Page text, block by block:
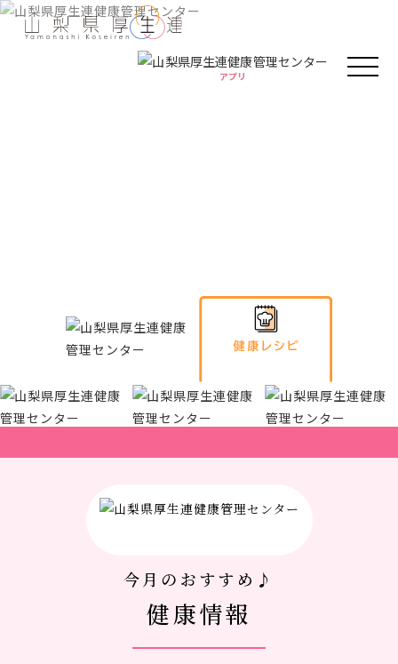
アプリ
アプリ
イベント
新型コロナウイルス対策
人間ドック 最新空き情報
今月のおすすめ♪
健康情報